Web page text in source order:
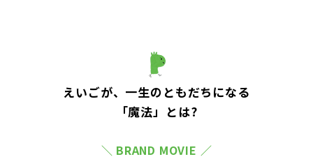
えいごが、一生のともだちになる
「魔法」とは?
＼ BRAND MOVIE ／